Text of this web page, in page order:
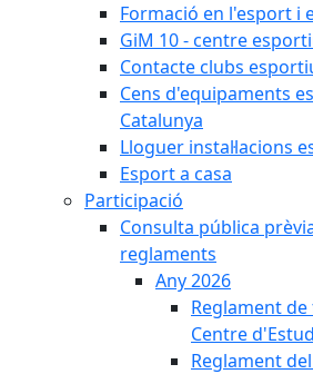
Formació en l'esport i
GiM 10 - centre
Contacte clubs
Cens d'equipaments
Catalunya
Lloguer instal·lacions
Esport a casa
Participació
Consulta pública
reglaments
Any 2026
Reglament
Centre
Reglament